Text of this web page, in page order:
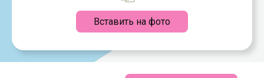
Вставить на фото